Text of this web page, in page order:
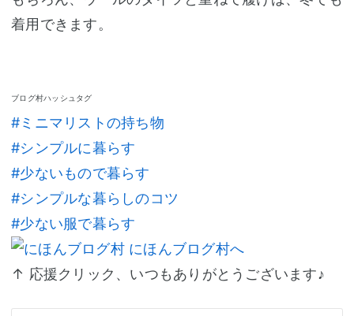
着用できます。
ブログ村ハッシュタグ
#ミニマリストの持ち物
#シンプルに暮らす
#少ないもので暮らす
#シンプルな暮らしのコツ
#少ない服で暮らす
↑ 応援クリック、いつもありがとうございます♪